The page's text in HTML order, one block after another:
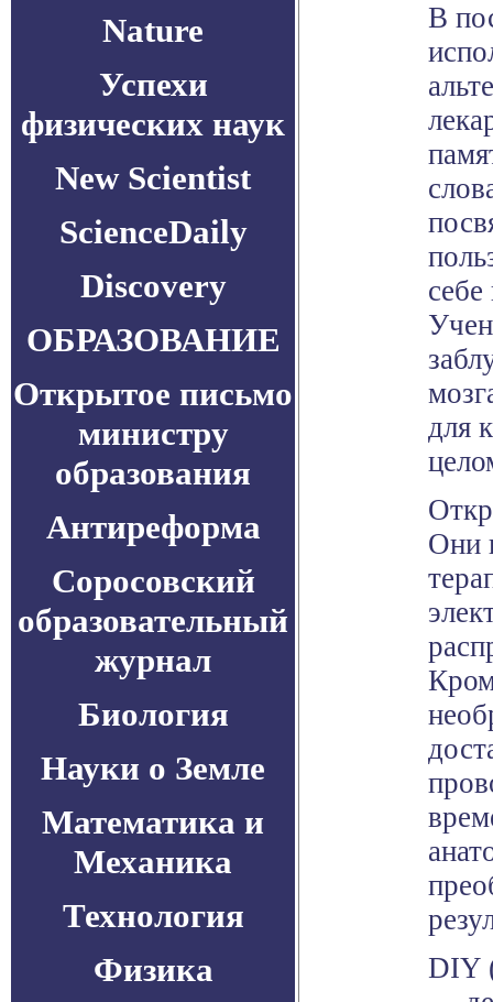
Nature
Успехи
физических наук
New Scientist
ScienceDaily
Discovery
ОБРАЗОВАНИЕ
Открытое письмо
министру
образования
Антиреформа
Соросовский
образовательный
журнал
Биология
Науки о Земле
Математика и
Механика
Технология
Физика
В
для
Они
DIY